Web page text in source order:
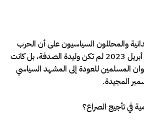
والمحللون السياسيون على أن الحرب
التي اندلعت في منتصف أبريل 2023 لم تكن وليدة الصدفة، بل كانت
المسلمين للعودة إلى المشهد السياسي
المجيدة.
في تأجيج الصراع؟